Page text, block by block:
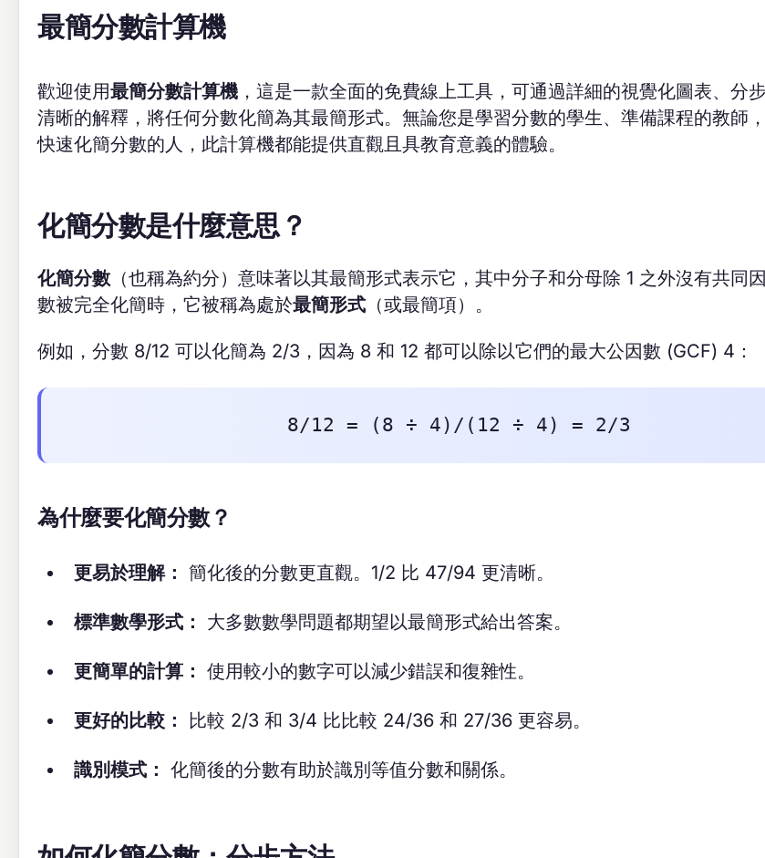
最簡分數計算機
歡迎使用最簡分數計算機 ，這是一款全面的免費線上工具，可通過詳細的視覺化圖表、分
清晰的解釋，將任何分數化簡為其最簡形式。無論您是學習分數的學生、準備課程的教師
快速化簡分數的人，此計算機都能提供直觀且具教育意義的體驗。
化簡分數是什麼意思？
化簡分數 （也稱為約分）意味著以其最簡形式表示它，其中分子和分母除 1 之外沒有共同
數被完全化簡時，它被稱為處於最簡形式 （或最簡項）。
例如，分數 8/12 可以化簡為 2/3，因為 8 和 12 都可以除以它們的最大公因數 (GCF) 4：
8/12 = (8 ÷ 4)/(12 ÷ 4) = 2/3
為什麼要化簡分數？
更易於理解： 簡化後的分數更直觀。1/2 比 47/94 更清晰。
標準數學形式： 大多數數學問題都期望以最簡形式給出答案。
更簡單的計算： 使用較小的數字可以減少錯誤和復雜性。
更好的比較： 比較 2/3 和 3/4 比比較 24/36 和 27/36 更容易。
識別模式： 化簡後的分數有助於識別等值分數和關係。